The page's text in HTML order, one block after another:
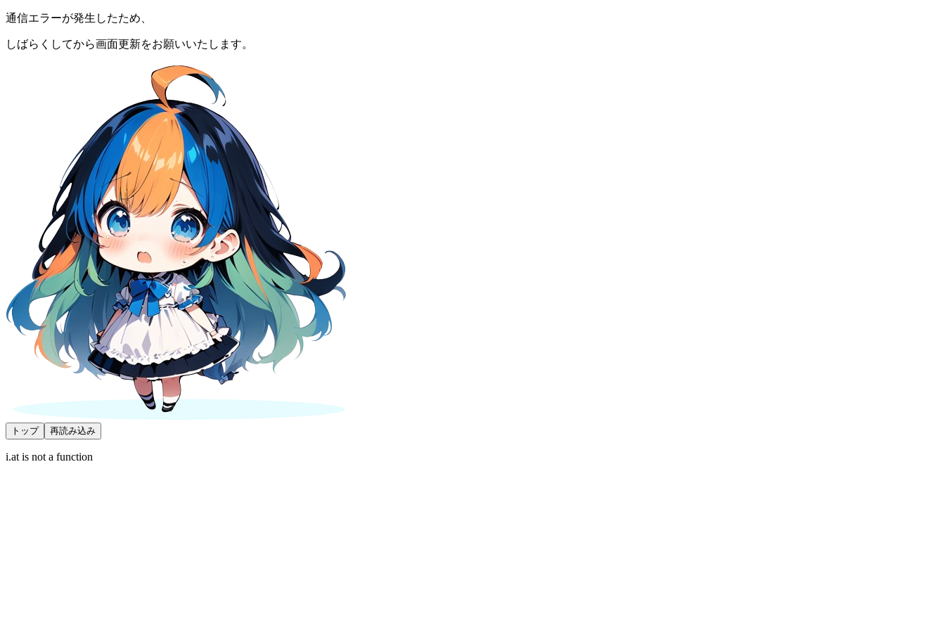
通信エラーが発生したため、
しばらくしてから画面更新をお願いいたします。
トップ 再読み込み
i.at is not a function